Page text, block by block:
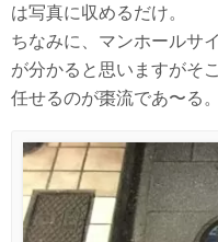
は写真に収めるだけ。
ちなみに、マンホールサ
が分かると思いますがそ
任せるのが棗流であ〜る。